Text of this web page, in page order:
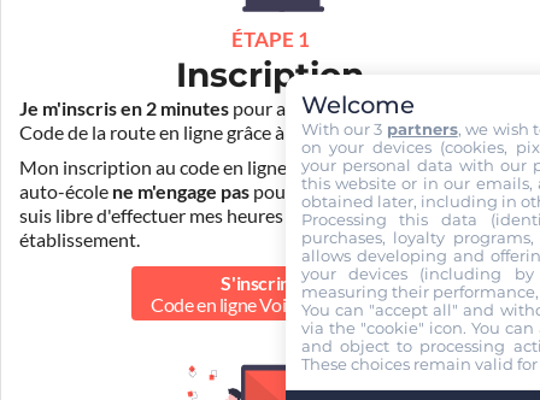
ÉTAPE 1
Inscription
Je m'inscris en 2 minutes pour accéder à ma formation au
Code de la route en ligne grâce à
Pass Rousseau Voiture.
Mon inscription au code en ligne voiture auprès de mon
auto-école ne m'engage pas pour la suite de ma formation. Je
suis libre d'effectuer mes heures de conduite dans un autre
établissement.
S'inscrire au
Code en ligne Voiture 39.90 €
Welcome
With our 3 partners, we wish
on your devices (cookies,
your personal data with our
this website or in our emails,
obtained later, including in
Processing this data
purchases, loyalty
allows developing and
your devices (including
measuring their
You can "accept all" and
via the "cookie" icon. You
and object to processing
These choices remain valid